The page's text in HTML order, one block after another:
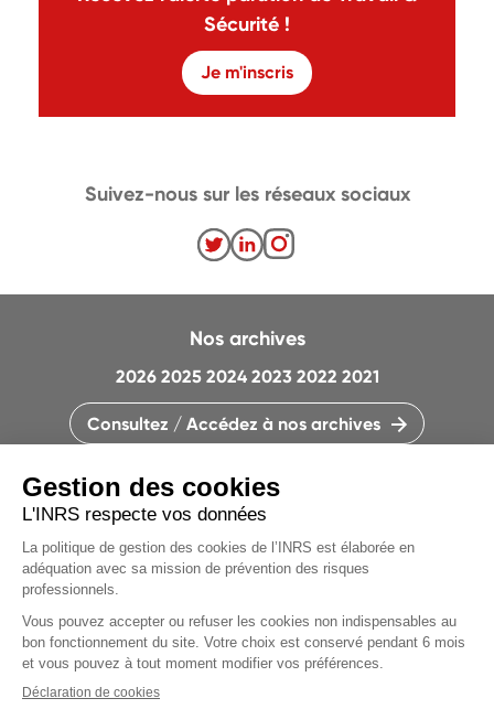
Articles du
Sécurité !
Je m'inscris
CONTACTEZ LA RÉDACTION
QUI SOMMES-NOUS ?
PLAN DU SITE
PARAMÈTRES DES COOKIES
CHARTE DES COOKIES ET TRACEURS
Nos archives
2026 2025 2024 2023 2022 2021
Consultez / Accédez à nos archives
Suivez-nous sur les réseaux sociaux